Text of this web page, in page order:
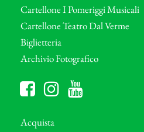
Cartellone I Pomeriggi Musicali
Cartellone Teatro Dal Verme
Biglietteria
Archivio Fotografico
Acquista